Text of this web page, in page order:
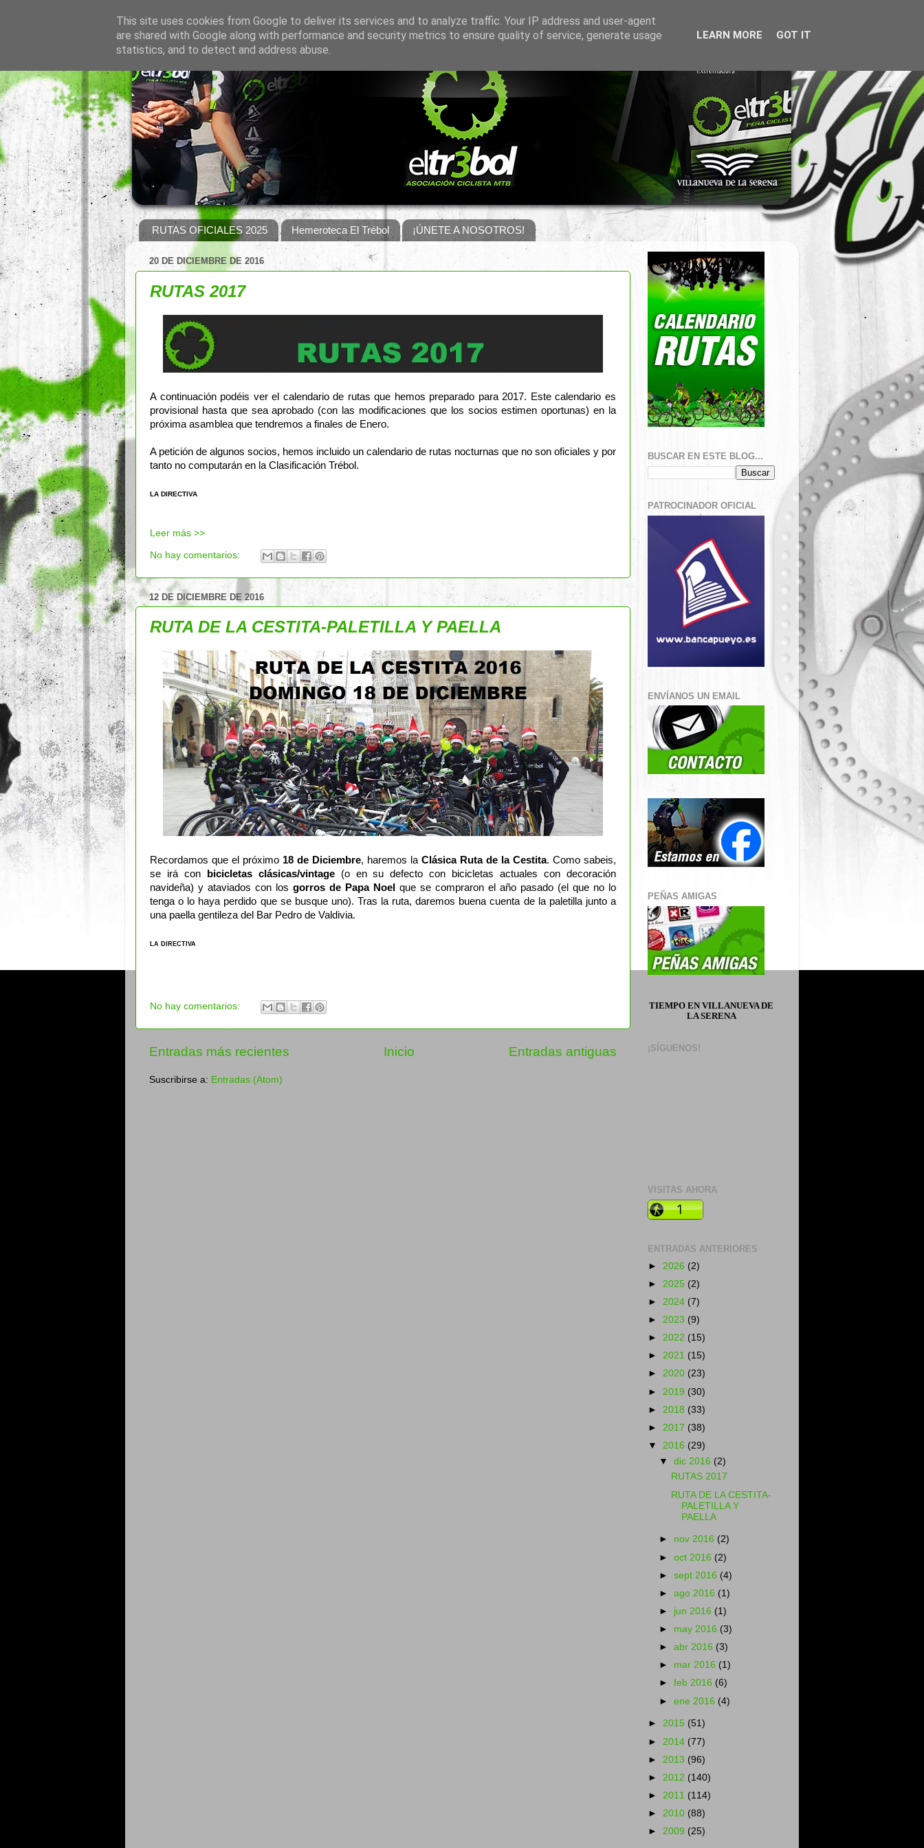
RUTAS OFICIALES 2025 Hemeroteca El Trébol ¡ÚNETE A NOSOTROS!
20 DE DICIEMBRE DE 2016
RUTAS 2017
A continuación podéis ver el calendario de rutas que hemos preparado para 2017. Este calendario es
provisional hasta que sea aprobado (con las modificaciones que los socios estimen oportunas) en la
próxima asamblea que tendremos a finales de Enero.
A petición de algunos socios, hemos incluido un calendario de rutas nocturnas que no son oficiales y por
tanto no computarán en la Clasificación Trébol.
LA DIRECTIVA
Leer más >>
No hay comentarios:
12 DE DICIEMBRE DE 2016
RUTA DE LA CESTITA-PALETILLA Y PAELLA
Recordamos que el próximo 18 de Diciembre, haremos la Clásica Ruta de la Cestita. Como sabeis,
se irá con
bicicletas clásicas/vintage(o en su defecto con bicicletas actuales con decoración
navideña) y ataviados con los gorros de Papa Noel
que se compraron el año pasado (el que no lo
tenga o lo haya perdido que se busque uno). Tras la ruta, daremos buena cuenta de la paletilla junto a
una paella gentileza del Bar Pedro de Valdivia.
LA DIRECTIVA
No hay comentarios:
Entradas más recientes Entradas antiguas
Inicio
Suscribirse a: Entradas (Atom)
BUSCAR EN ESTE BLOG...
PATROCINADOR OFICIAL
ENVÍANOS UN EMAIL
PEÑAS AMIGAS
TIEMPO EN VILLANUEVA DE
LA SERENA
¡SÍGUENOS!
VISITAS AHORA
ENTRADAS ANTERIORES
► 2026 (2)
► 2025 (2)
► 2024 (7)
► 2023 (9)
► 2022 (15)
► 2021 (15)
► 2020 (23)
► 2019 (30)
► 2018 (33)
► 2017 (38)
▼ 2016 (29)
▼dic 2016 (2)
RUTAS 2017
RUTA DE LA CESTITA-
PALETILLA Y
PAELLA
► nov 2016 (2)
►oct 2016 (2)
►sept 2016 (4)
►ago 2016 (1)
► jun 2016 (1)
► may 2016 (3)
►abr 2016 (3)
► mar 2016 (1)
►feb 2016 (6)
►ene 2016 (4)
► 2015 (51)
► 2014 (77)
► 2013 (96)
► 2012 (140)
► 2011 (114)
► 2010 (88)
► 2009 (25)
This site uses cookies from Google to deliver its services and to analyze traffic. Your IP address and user-agent
are shared with Google along with performance and security metrics to ensure quality of service, generate usage
statistics, and to detect and address abuse.
LEARN MORE GOT IT